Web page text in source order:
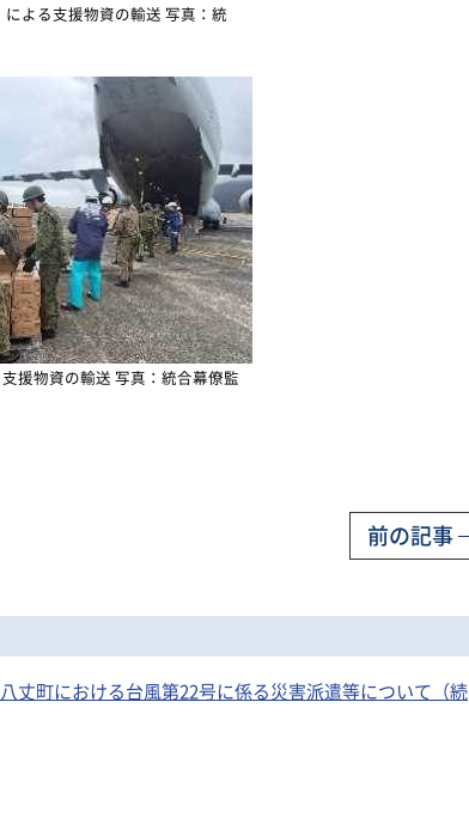
よる支援物資の輸送 写真：統
援物資の輸送 写真：統合幕僚監
前の記事
町における台風第22号に係る災害派遣等について（続